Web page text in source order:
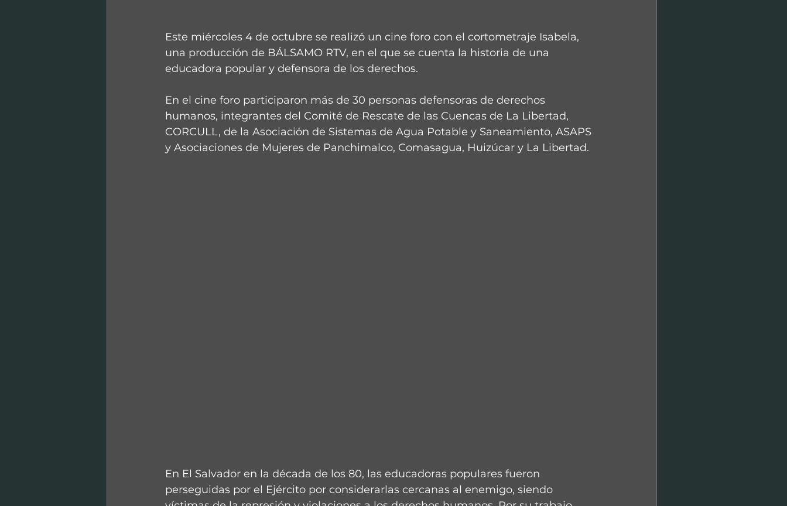
Este miércoles 4 de octubre se realizó un cine foro con el cortometraje Isabela,
una producción de BÁLSAMO RTV, en el que se cuenta la historia de una
educadora popular y defensora de los derechos.
En el cine foro participaron más de 30 personas defensoras de derechos
humanos, integrantes del Comité de Rescate de las Cuencas de La Libertad,
CORCULL, de la Asociación de Sistemas de Agua Potable y Saneamiento, ASAPS
y Asociaciones de Mujeres de Panchimalco, Comasagua, Huizúcar y La Libertad.
En El Salvador en la década de los 80, las educadoras populares fueron
perseguidas por el Ejército por considerarlas cercanas al enemigo, siendo